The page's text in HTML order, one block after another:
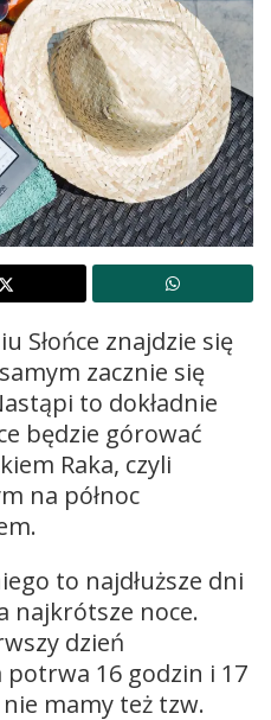
Słońce znajdzie się
zacznie się
to dokładnie
będzie górować
Raka, czyli
na północ
to najdłuższe dni
najkrótsze noce.
dzień
16 godzin i 17
mamy też tzw.